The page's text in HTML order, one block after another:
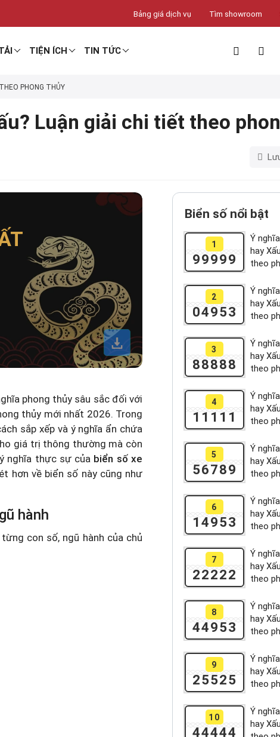
Bảng giá dịch vụ Tìm showroom
TIỆN ÍCH TIN TỨC
PHONG THỦY
Luận giải chi tiết theo
phong thủy sâu sắc đối với
thủy mới nhất 2026. Trong
sắp xếp và ý nghĩa ẩn chứa
giá trị thông thường mà còn
nghĩa thực sự của biển số xe
hơn về biển số này cũng như
hành
con số, ngũ hành của chủ
Biển số nổi bật
1
99999
Ý
hay
theo
2
04953
Ý
hay
theo
3
88888
Ý
hay
theo
4
11111
Ý
hay
theo
5
56789
Ý
hay
theo
6
14953
Ý
hay
theo
7
22222
Ý
hay
theo
8
44953
Ý
hay
theo
9
25525
Ý
hay
theo
10
44444
Ý
hay